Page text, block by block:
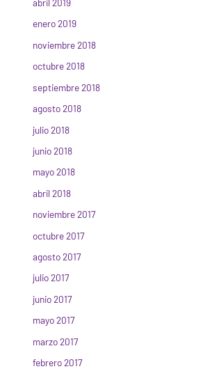
abril 2019
enero 2019
noviembre 2018
octubre 2018
septiembre 2018
agosto 2018
julio 2018
junio 2018
mayo 2018
abril 2018
noviembre 2017
octubre 2017
agosto 2017
julio 2017
junio 2017
mayo 2017
marzo 2017
febrero 2017